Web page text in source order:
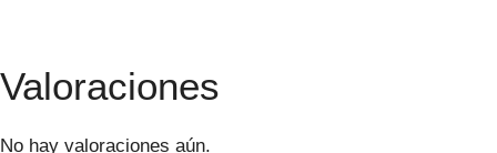
Valoraciones
No hay valoraciones aún.